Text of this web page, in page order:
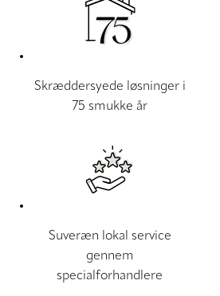
Skræddersyede løsninger i
75 smukke år
Suveræn lokal service
gennem
specialforhandlere